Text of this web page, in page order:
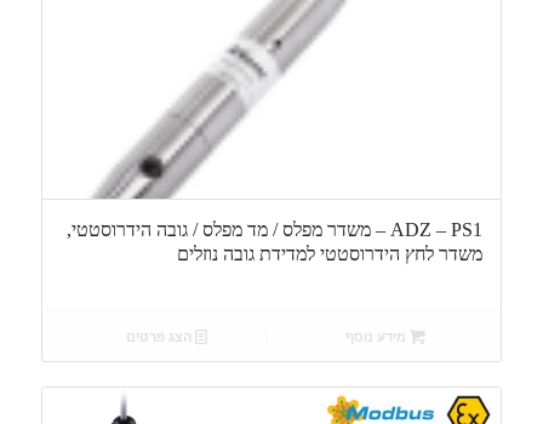
ADZ – PS1 – משדר מפלס / מד מפלס / גובה הידרוסטטי,
משדר לחץ הידרוסטטי למדידת גובה נוזלים
מידע נוסף הצג פרטים